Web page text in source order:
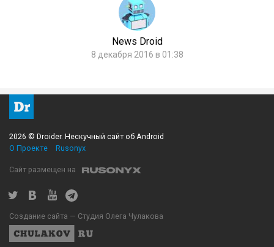
News Droid
8 декабря 2016 в 01:38
2026 © Droider. Нескучный сайт об Android
О Проекте
Rusonyx
Сайт размещен на
Создание сайта — Студия Олега Чулакова